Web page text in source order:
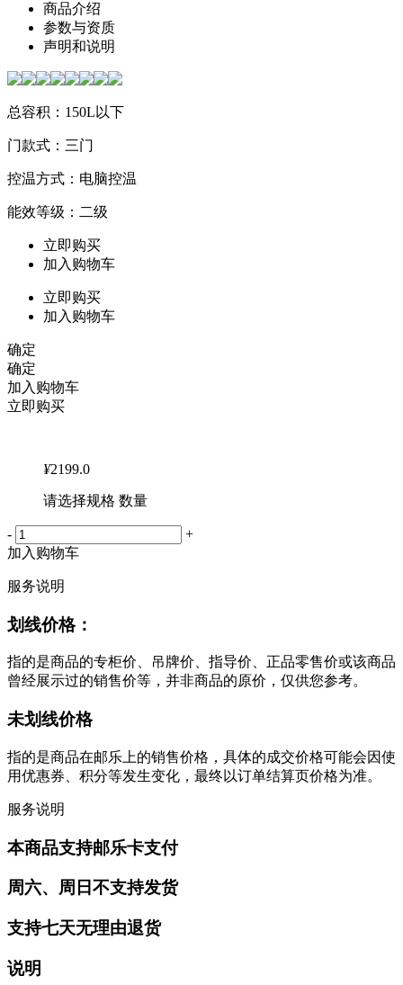
商品介绍
参数与资质
声明和说明
总容积：150L以下
门款式：三门
控温方式：电脑控温
能效等级：二级
立即购买
加入购物车
立即购买
加入购物车
确定
确定
加入购物车
立即购买
¥2199.0
请选择规格 数量
-
+
加入购物车
服务说明
划线价格：
指的是商品的专柜价、吊牌价、指导价、正品零售价或该商品
曾经展示过的销售价等，并非商品的原价，仅供您参考。
未划线价格
指的是商品在邮乐上的销售价格，具体的成交价格可能会因使
用优惠券、积分等发生变化，最终以订单结算页价格为准。
服务说明
本商品支持邮乐卡支付
周六、周日不支持发货
支持七天无理由退货
说明